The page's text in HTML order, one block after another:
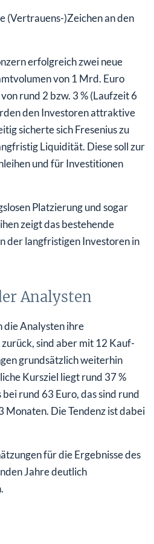
(Vertrauens-)Zeichen an den
erfolgreich zwei neue
von 1 Mrd. Euro
rund 2 bzw. 3 % (Laufzeit 6
den Investoren attraktive
sicherte sich Fresenius zu
Liquidität. Diese soll zur
und für Investitionen
Platzierung und sogar
zeigt das bestehende
der langfristigen Investoren in
Analysten
die Analysten ihre
sind aber mit 12 Kauf-
grundsätzlich weiterhin
Kursziel liegt rund 37 %
rund 63 Euro, das sind rund
Monaten. Die Tendenz ist dabei
für die Ergebnisse des
Jahre deutlich